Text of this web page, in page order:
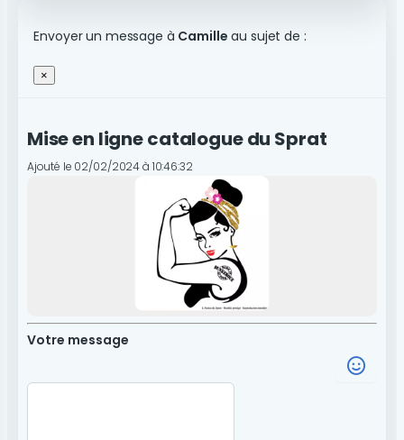
Envoyer un message à Camille au sujet de :
×
Mise en ligne catalogue du Sprat
Ajouté le 02/02/2024 à 10:46:32
Votre message